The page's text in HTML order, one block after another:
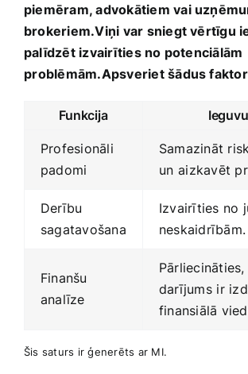
piemēram, ‍advokātiem vai
brokeriem.Viņi var sniegt vērtīgu
palīdzēt izvairīties no potenciālām
⁢problēmām.Apsveriet šādus
Funkcija
Profesionāli
padomi
Samazināt
⁢un ⁣aizkavēt
Derību
sagatavošana
Izvairīties no
neskaidrībām.
Finanšu
analīze
Pārliecināties,
darījums ⁢ir
finansiālā
Šis saturs ir ģenerēts⁣ ar MI.